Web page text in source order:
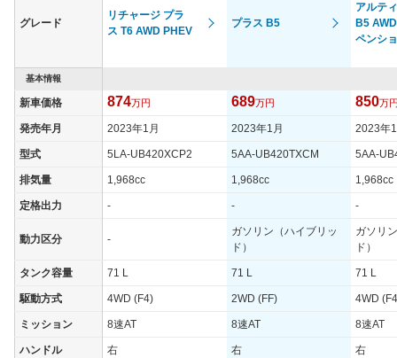
グレード
リチャージ プラ
ス T6 AWD PHEV
プラス B5
アルテ
B5
ペンシ
基本情報
新車価格 874万円 689万円 850万
発売年月 2023年1月 2023年1月 2023年
型式 5LA-UB420XCP2 5AA-UB420TXCM 5AA-
排気量 1,968cc 1,968cc 1,968cc
定格出力 - - -
動力区分 -
ガソリン（ハイブリッ
ド）
ガソリ
ド）
タンク容量 71 L 71 L 71 L
駆動方式 4WD (F4) 2WD (FF) 4WD
ミッション 8速AT 8速AT 8速AT
ハンドル 右 右 右